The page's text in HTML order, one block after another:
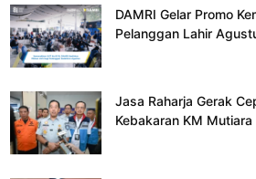
DAMRI Gelar Promo
Pelanggan Lahir
Jasa Raharja Gerak
Kebakaran KM Mutiara